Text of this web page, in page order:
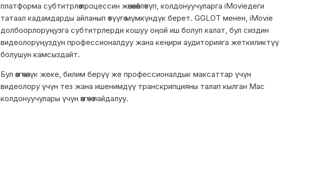
платформа субтитрлөө процессин жөнөкөйлөтүп, колдонуучуларга iMovieдеги
татаал кадамдарды айланып өтүүгө мүмкүндүк берет. GGLOT менен, iMovie
долбоорлоруңузга субтитрлерди кошуу оңой иш болуп калат, бул сиздин
видеолоруңуздун профессионалдуу жана кеңири аудиторияга жеткиликтүү
болушун камсыздайт.
Бул өзгөчөлүк жеке, билим берүү же профессионалдык максаттар үчүн
видеолору үчүн тез жана ишенимдүү транскрипцияны талап кылган Mac
колдонуучулары үчүн өзгөчө пайдалуу.